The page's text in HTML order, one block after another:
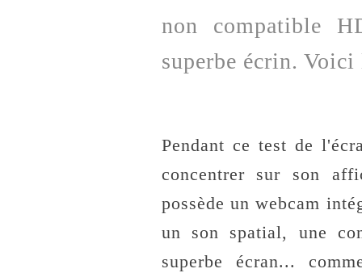
non compatible
superbe écrin.
Pendant ce test de
concentrer sur son
possède un webcam
un son spatial, une
superbe écran...